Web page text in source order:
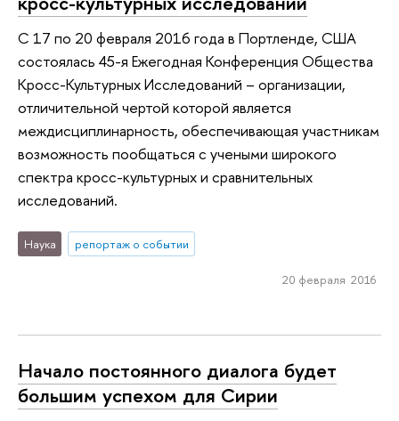
С 17 по 20 февраля 2016 года в Портленде, США
состоялась 45-я Ежегодная Конференция Общества
Кросс-Культурных Исследований – организации,
отличительной чертой которой является
междисциплинарность, обеспечивающая участникам
возможность пообщаться с учеными широкого
спектра кросс-культурных и сравнительных
исследований.
Наука репортаж о событии
20 февраля 2016
Начало постоянного диалога будет
большим успехом для Сирии